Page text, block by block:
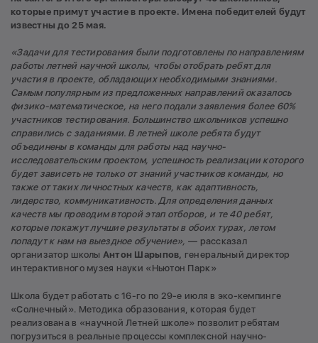
которые примут участие в проекте. Имена победителей будут
известны до 25 мая.
«Задачи для тестирования были подготовлены по направлениям
работы летней научной школы, чтобы отобрать ребят для
участия в проекте, обладающих необходимыми знаниями.
Самым популярным из предложенных направлений оказалось
физико-математическое, на него подали заявления более 60%
участников тестирования. Большинство школьников успешно
справились с заданиями. В летней школе ребята будут
объединены в команды для работы над научно-
исследовательским проектом, успешность реализации которого
будет зависеть не только от знаний участников команды, но
также от таких личностных качеств, как адаптивность,
лидерство, коммуникативность. Для определения данных
качеств мы проводим второй этап отборов, и те 40 ребят,
которые покажут лучшие результаты в обоих турах, летом
попадут к нам на выездное обучение», — рассказал
организатор школы Антон Шарыпов, генеральный директор
интерактивного музея науки «Ньютон Парк»
Школа будет работать с 16-го по 29-е июля в эко-кемпинге
«Солнечный». Методика образования, которая будет
реализована в «научной Летней школе» позволит ребятам
погрузиться в реальные процессы комплексной научно-